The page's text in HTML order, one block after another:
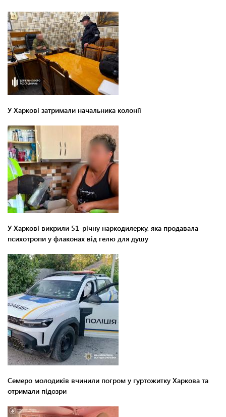
У Харкові затримали начальника колонії
У Харкові викрили 51-річну наркодилерку, яка продавала
психотропи у флаконах від гелю для душу
Семеро молодиків вчинили погром у гуртожитку Харкова та
отримали підозри